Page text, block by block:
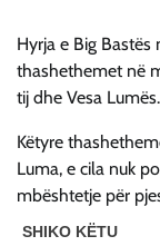
Hyrja e Big Bastës
thashethemet në
tij dhe Vesa Lumës.
Këtyre
Luma, e cila nuk
mbështetje për